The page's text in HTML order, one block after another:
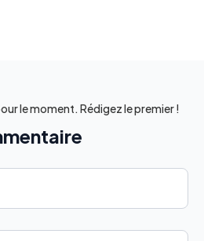
le moment. Rédigez le premier !